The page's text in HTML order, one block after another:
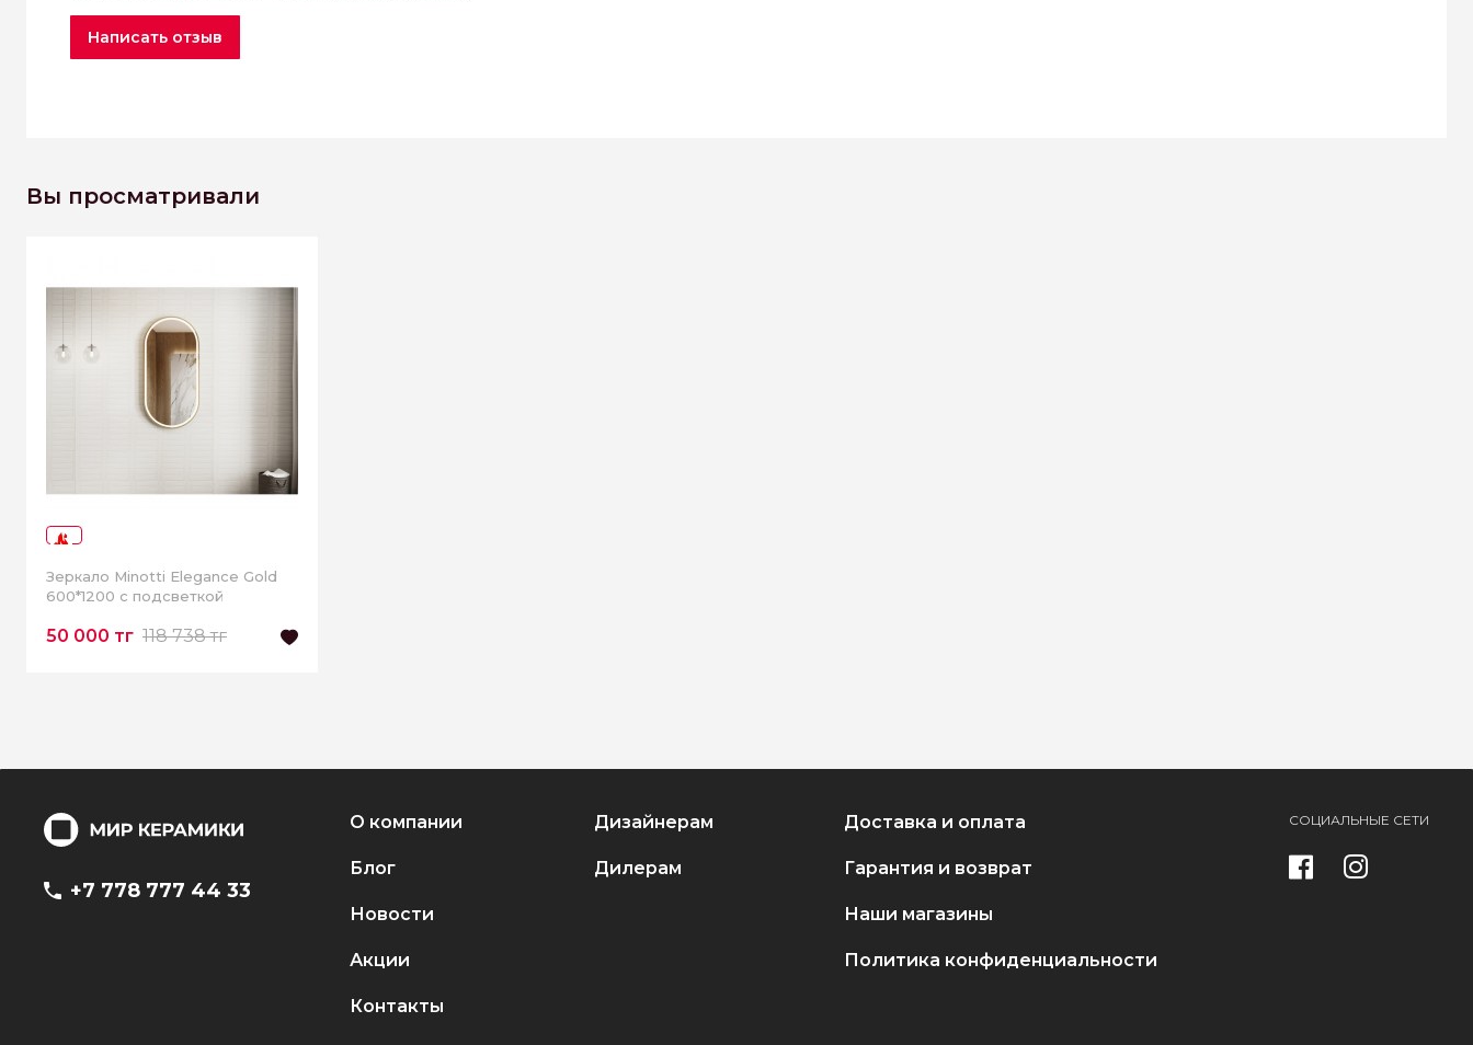
Написать отзыв
Вы просматривали
Зеркало Minotti Elegance Gold
600*1200 с подсветкой
50 000 тг 118 738 тг
+7 778 777 44 33
О компании
Блог
Новости
Акции
Контакты
Дизайнерам
Дилерам
Доставка и оплата
Гарантия и возврат
Наши магазины
Политика конфиденциальности
СОЦИАЛЬНЫЕ СЕТИ